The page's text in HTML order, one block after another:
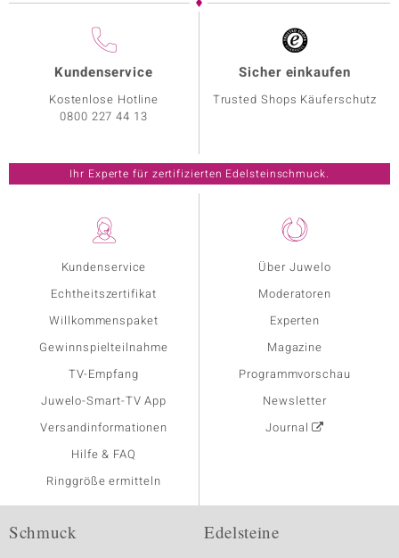
Kundenservice
Echtheitszertifikat
Willkommenspaket
Gewinnspielteilnahme
TV-Empfang
Juwelo-Smart-TV App
Versandinformationen
Hilfe & FAQ
Ringgröße ermitteln
Über Juwelo
Moderatoren
Experten
Magazine
Programmvorschau
Newsletter
Journal
Kundenservice
Kostenlose Hotline
0800 227 44 13
Sicher einkaufen
Trusted Shops Käuferschutz
Ihr Experte für zertifizierten Edelsteinschmuck.
Schmuck Edelsteine